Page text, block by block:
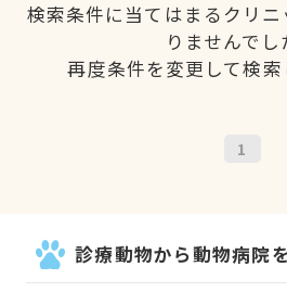
検索条件に当てはまるクリ
りませんでし
再度条件を変更して検索
1
診療動物から動物病院